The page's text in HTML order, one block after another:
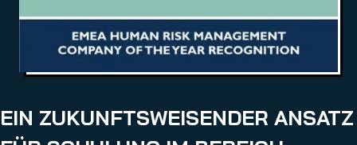
EIN ZUKUNFTSWEISENDER ANSATZ